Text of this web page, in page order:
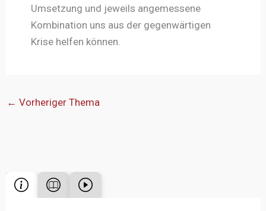
Umsetzung und jeweils angemessene
Kombination uns aus der gegenwärtigen
Krise helfen können.
← Vorheriger Thema